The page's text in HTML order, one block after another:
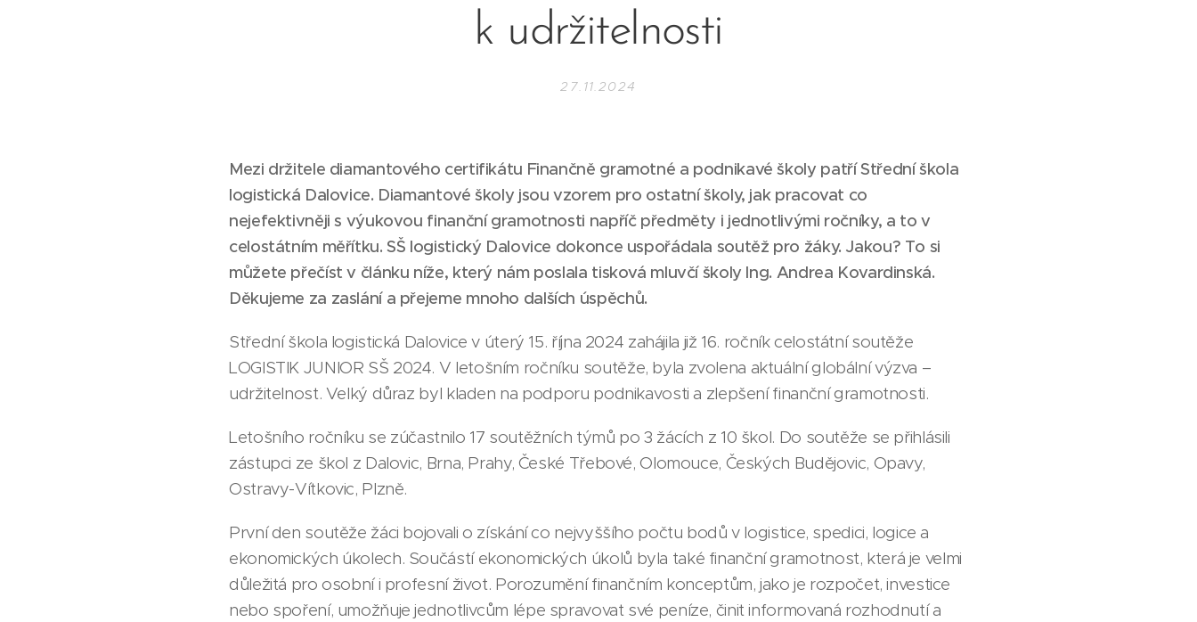
k udržitelnosti
27.11.2024
Mezi držitele diamantového certifikátu Finančně gramotné a podnikavé školy patří Střední škola
logistická Dalovice. Diamantové školy jsou vzorem pro ostatní školy, jak pracovat co
nejefektivněji s výukovou finanční gramotnosti napříč předměty i jednotlivými ročníky, a to v
celostátním měřítku. SŠ logistický Dalovice dokonce uspořádala soutěž pro žáky. Jakou? To si
můžete přečíst v článku níže, který nám poslala tisková mluvčí školy Ing. Andrea Kovardinská.
Děkujeme za zaslání a přejeme mnoho dalších úspěchů.
Střední škola logistická Dalovice v úterý 15. října 2024 zahájila již 16. ročník celostátní soutěže
LOGISTIK JUNIOR SŠ 2024. V letošním ročníku soutěže, byla zvolena aktuální globální výzva –
udržitelnost. Velký důraz byl kladen na podporu podnikavosti a zlepšení finanční gramotnosti.
Letošního ročníku se zúčastnilo 17 soutěžních týmů po 3 žácích z 10 škol. Do soutěže se přihlásili
zástupci ze škol z Dalovic, Brna, Prahy, České Třebové, Olomouce, Českých Budějovic, Opavy,
Ostravy-Vítkovic, Plzně.
První den soutěže žáci bojovali o získání co nejvyššího počtu bodů v logistice, spedici, logice a
ekonomických úkolech. Součástí ekonomických úkolů byla také finanční gramotnost, která je velmi
důležitá pro osobní i profesní život. Porozumění finančním konceptům, jako je rozpočet, investice
nebo spoření, umožňuje jednotlivcům lépe spravovat své peníze, činit informovaná rozhodnutí a